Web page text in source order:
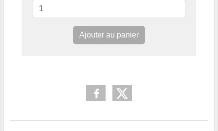
Ajouter au panier